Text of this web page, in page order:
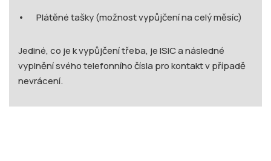
Plátěné tašky (možnost vypůjčení na celý měsíc)
Jediné, co je k vypůjčení třeba, je ISIC a následné
vyplnění svého telefonního čísla pro kontakt v případě
nevrácení.